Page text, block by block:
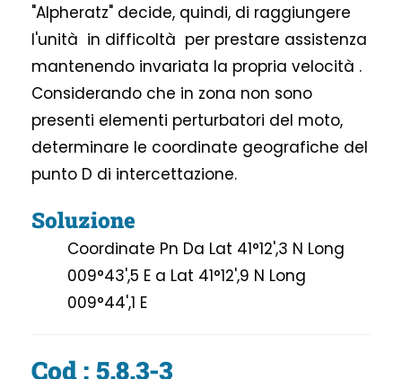
"Alpheratz" decide, quindi, di raggiungere
l'unità in difficoltà per prestare assistenza
mantenendo invariata la propria velocità .
Considerando che in zona non sono
presenti elementi perturbatori del moto,
determinare le coordinate geografiche del
punto D di intercettazione.
Soluzione
Coordinate Pn Da Lat 41°12',3 N Long
009°43',5 E a Lat 41°12',9 N Long
009°44',1 E
Cod : 5.8.3-3